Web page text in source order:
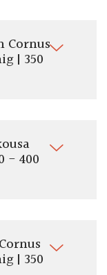
Cornus
| 350
- 400
| 350